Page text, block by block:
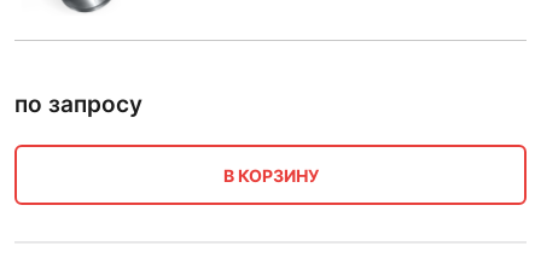
по запросу
В КОРЗИНУ